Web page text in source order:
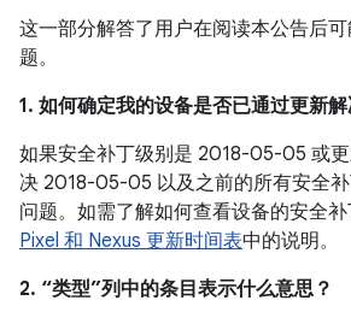
这一部分解答了用户在阅读本公告后
题。
1. 如何确定我的设备是否已通过更新
如果安全补丁级别是 2018-05-05 或
决 2018-05-05 以及之前的所有安全
问题。如需了解如何查看设备的安全
Pixel 和 Nexus 更新时间表中的说明。
2. “类型”列中的条目表示什么意思？